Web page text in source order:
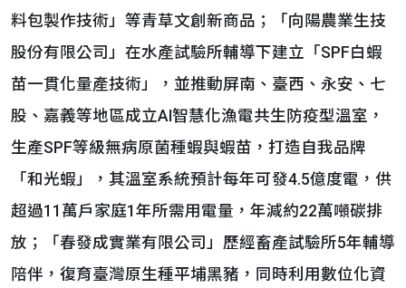
料包製作技術」等青草文創新商品；「向陽農業生技
股份有限公司」在水產試驗所輔導下建立「SPF白蝦
苗一貫化量產技術」，並推動屏南、臺西、永安、七
股、嘉義等地區成立AI智慧化漁電共生防疫型溫室，
生產SPF等級無病原菌種蝦與蝦苗，打造自我品牌
「和光蝦」，其溫室系統預計每年可發4.5億度電，供
超過11萬戶家庭1年所需用電量，年減約22萬噸碳排
放；「春發成實業有限公司」歷經畜產試驗所5年輔導
陪伴，復育臺灣原生種平埔黑豬，同時利用數位化資